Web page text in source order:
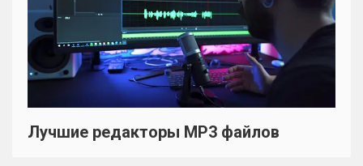
Лучшие редакторы MP3 файлов